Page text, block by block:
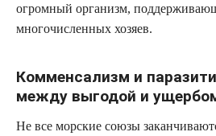
огромный организм,
многочисленных хозяев.
Комменсализм и
между выгодой и
Не все морские союзы